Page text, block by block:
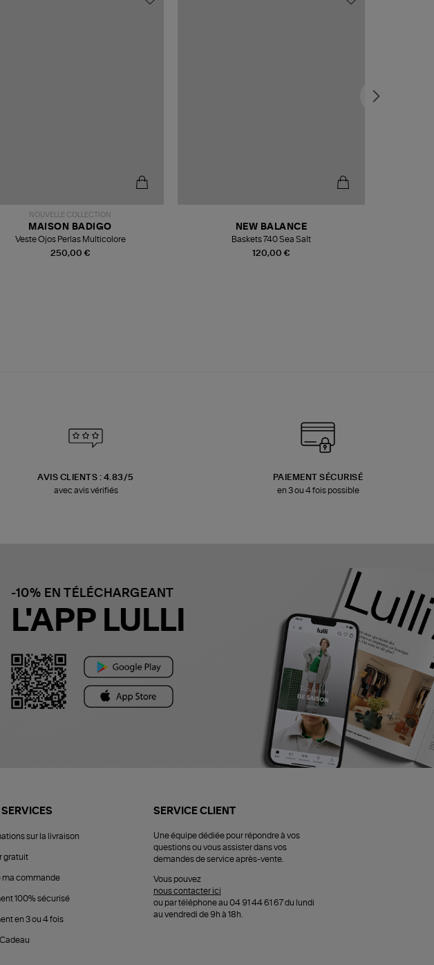
NOUVELLE COLLECTION
250,00 €
MAISON BADIGO
Veste Ojos Perlas Multicolore
120,00 €
NEW BALANCE
Baskets 740 Sea Salt
AVIS CLIENTS : 4.83/5
avec avis vérifiés
PAIEMENT SÉCURISÉ
en 3 ou 4 fois possible
-10% EN TÉLÉCHARGEANT
L'APP LULLI
SERVICES
sur la livraison
gratuit
ma commande
100% sécurisé
en 3 ou 4 fois
SERVICE CLIENT
Une équipe dédiée pour répondre à vos
questions ou vous assister dans vos
demandes de service après-vente.
Vous pouvez
nous contacter ici
ou par téléphone au 04 91 44 61 67 du lundi
au vendredi de 9h à 18h.